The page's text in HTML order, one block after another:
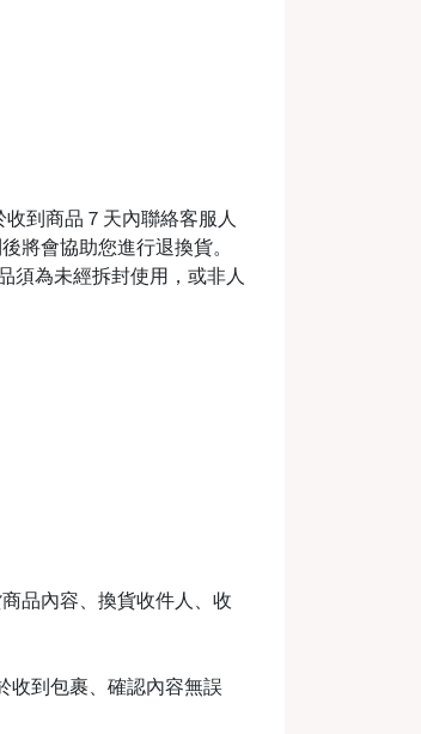
到商品７天內聯絡客服人
將會協助您進行退換貨。
須為未經拆封使用，或非人
品內容、換貨收件人、收
收到包裹、確認內容無誤